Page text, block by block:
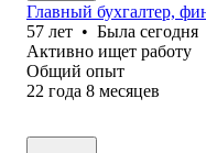
Главный бухгалтер,
57 лет • Была сегодня
Активно ищет работу
Общий опыт
22 года 8 месяцев